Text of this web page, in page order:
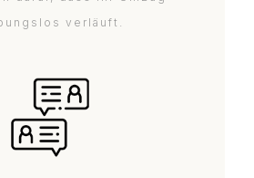
verläuft.